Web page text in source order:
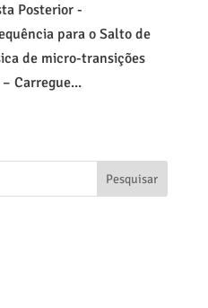
Posterior -
para o Salto de
de micro-transições
Carregue...